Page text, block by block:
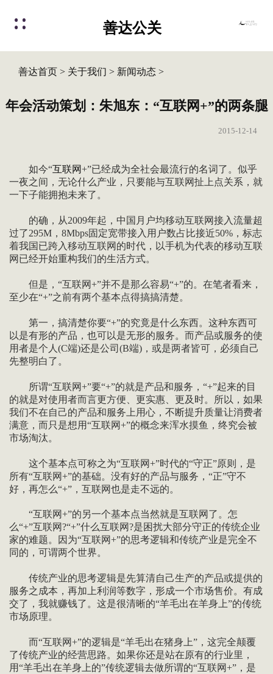
善达公关
善达首页> 关于我们 > 新闻动态>
年会活动策划：朱旭东：“互联网+”的两条腿
2015-12-14
如今“互联网+”已经成为全社会最流行的名词了。似乎
一夜之间，无论什么产业，只要能与互联网扯上点关系，就
一下子能拥抱未来了。
的确，从2009年起，中国月户均移动互联网接入流量超
过了295M，8Mbps固定宽带接入用户数占比接近50%，标志
着我国已跨入移动互联网的时代，以手机为代表的移动互联
网已经开始重构我们的生活方式。
但是，“互联网+”并不是那么容易“+”的。在笔者看来，
至少在“+”之前有两个基本点得搞搞清楚。
第一，搞清楚你要“+”的究竟是什么东西。这种东西可
以是有形的产品，也可以是无形的服务。而产品或服务的使
用者是个人(C端)还是公司(B端)，或是两者皆可，必须自己
先整明白了。
所谓“互联网+”要“+”的就是产品和服务，“+”起来的目
的就是对使用者而言更方便、更实惠、更及时。所以，如果
我们不在自己的产品和服务上用心，不断提升质量让消费者
满意，而只是想用“互联网+”的概念来浑水摸鱼，终究会被
市场淘汰。
这个基本点可称之为“互联网+”时代的“守正”原则，是
所有“互联网+”的基础。没有好的产品与服务，“正”守不
好，再怎么“+”，互联网也是走不远的。
“互联网+”的另一个基本点当然就是互联网了。怎
么“+”互联网?“+”什么互联网?是困扰大部分守正的传统企业
家的难题。因为“互联网+”的思考逻辑和传统产业是完全不
同的，可谓两个世界。
传统产业的思考逻辑是先算清自己生产的产品或提供的
服务之成本，再加上利润等数字，形成一个市场售价。有成
交了，我就赚钱了。这是很清晰的“羊毛出在羊身上”的传统
市场原理。
而“互联网+”的逻辑是“羊毛出在猪身上”，这完全颠覆
了传统产业的经营思路。如果你还是站在原有的行业里，
用“羊毛出在羊身上的”传统逻辑去做所谓的“互联网+”，是